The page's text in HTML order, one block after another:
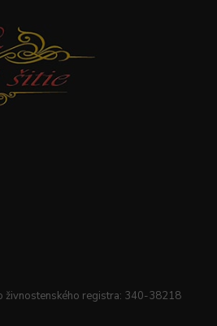
živnostenského registra: 340-38218